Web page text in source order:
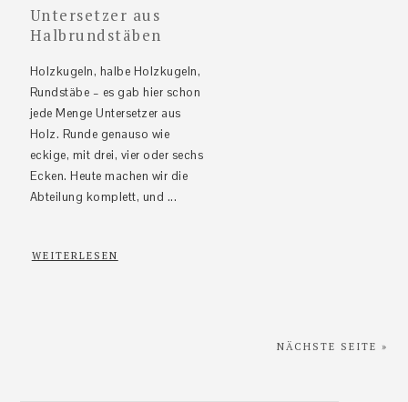
Untersetzer aus
Halbrundstäben
Holzkugeln, halbe Holzkugeln,
Rundstäbe – es gab hier schon
jede Menge Untersetzer aus
Holz. Runde genauso wie
eckige, mit drei, vier oder sechs
Ecken. Heute machen wir die
Abteilung komplett, und ...
WEITERLESEN
NÄCHSTE SEITE »